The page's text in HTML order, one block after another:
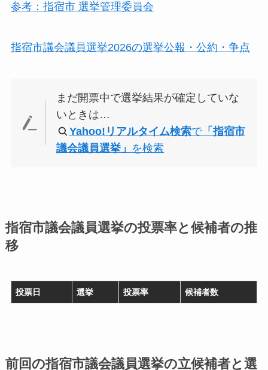
参考：指宿市 選挙管理委員会
指宿市議会議員選挙2026の選挙公報・公約・争点
まだ開票中で選挙結果が確定していな
いときは…
Yahoo!リアルタイム検索で「指宿市
議会議員選挙」 を検索
指宿市議会議員選挙の投票率と候補者の推
移
投票日 選挙 投票率 候補者数
前回の指宿市議会議員選挙の立候補者と選